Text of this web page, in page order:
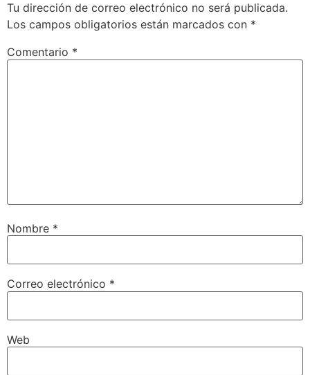
Tu dirección de correo electrónico no será publicada.
Los campos obligatorios están marcados con *
Comentario *
Nombre *
Correo electrónico *
Web